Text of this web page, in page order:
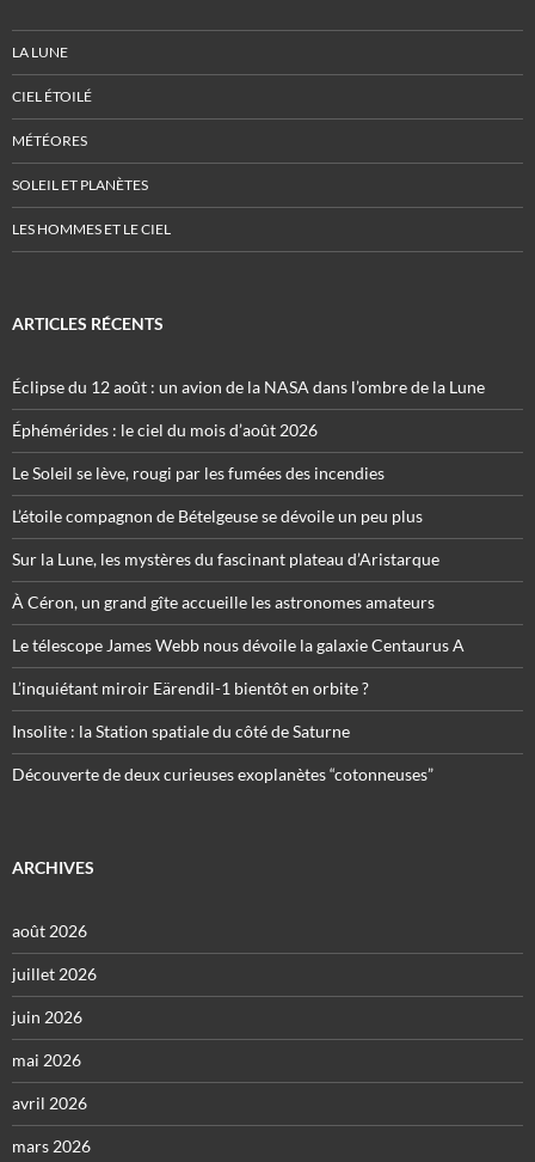
LA LUNE
CIEL ÉTOILÉ
MÉTÉORES
SOLEIL ET PLANÈTES
LES HOMMES ET LE CIEL
ARTICLES RÉCENTS
Éclipse du 12 août : un avion de la NASA dans l’ombre de la Lune
Éphémérides : le ciel du mois d’août 2026
Le Soleil se lève, rougi par les fumées des incendies
L’étoile compagnon de Bételgeuse se dévoile un peu plus
Sur la Lune, les mystères du fascinant plateau d’Aristarque
À Céron, un grand gîte accueille les astronomes amateurs
Le télescope James Webb nous dévoile la galaxie Centaurus A
L’inquiétant miroir Eärendil-1 bientôt en orbite ?
Insolite : la Station spatiale du côté de Saturne
Découverte de deux curieuses exoplanètes “cotonneuses”
ARCHIVES
août 2026
juillet 2026
juin 2026
mai 2026
avril 2026
mars 2026